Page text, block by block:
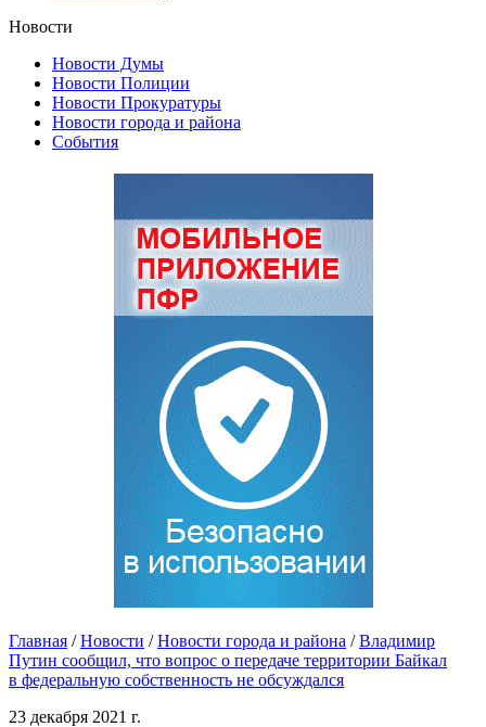
Новости
Новости Думы
Новости Полиции
Новости Прокуратуры
Новости города и района
События
Главная / Новости / Новости города и района / Владимир
Путин сообщил, что вопрос о передаче территории Байкал
в федеральную собственность не обсуждался
23 декабря 2021 г.